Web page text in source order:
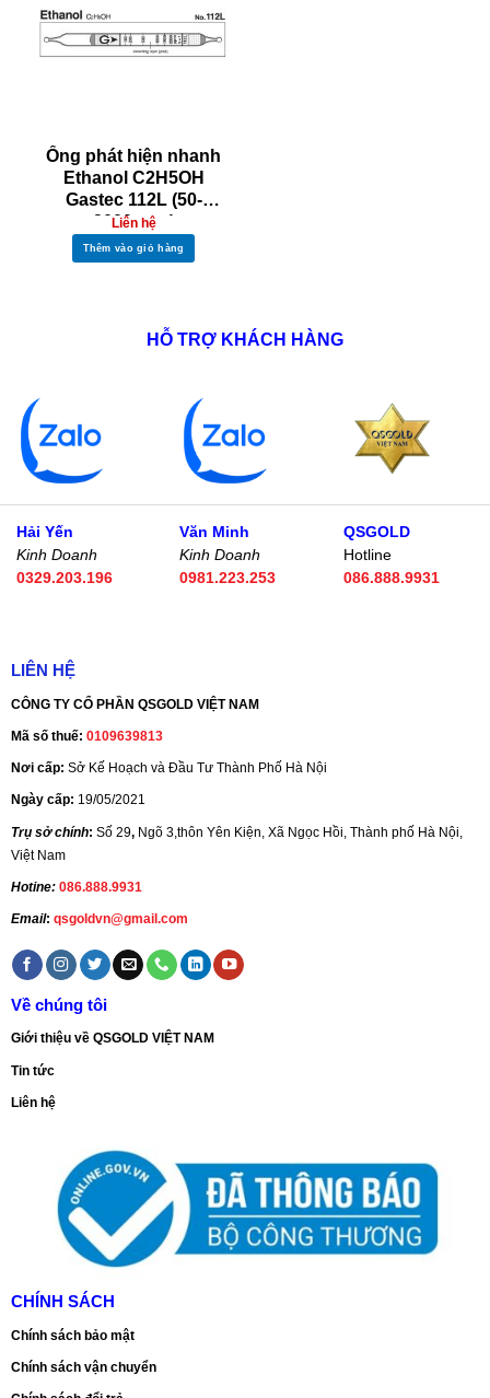
Ống phát hiện nhanh
Ethanol C2H5OH
Gastec 112L (50-
2000ppm)
Liên hệ
Thêm vào giỏ hàng
HỖ TRỢ KHÁCH HÀNG
Hải Yến
Kinh Doanh
0329.203.196
Văn Minh
Kinh Doanh
0981.223.253
QSGOLD
Hotline
086.888.9931
LIÊN HỆ
CÔNG TY CỔ PHẦN QSGOLD VIỆT NAM
Mã số thuế: 0109639813
Nơi cấp: Sở Kế Hoạch và Đầu Tư Thành Phố Hà Nội
Ngày cấp: 19/05/2021
Trụ sở chính: Số 29, Ngõ 3,thôn Yên Kiện, Xã Ngọc Hồi, Thành phố Hà Nội,
Việt Nam
Hotine: 086.888.9931
Email: qsgoldvn@gmail.com
Về chúng tôi
Giới thiệu về QSGOLD VIỆT NAM
Tin tức
Liên hệ
CHÍNH SÁCH
Chính sách bảo mật
Chính sách vận chuyển